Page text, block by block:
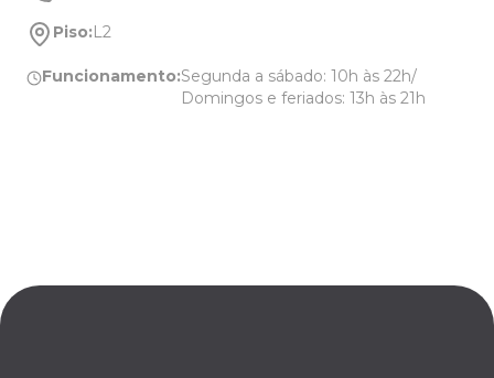
Piso:L2
Funcionamento:Segunda a sábado: 10h às 22h/
Domingos e feriados: 13h às 21h